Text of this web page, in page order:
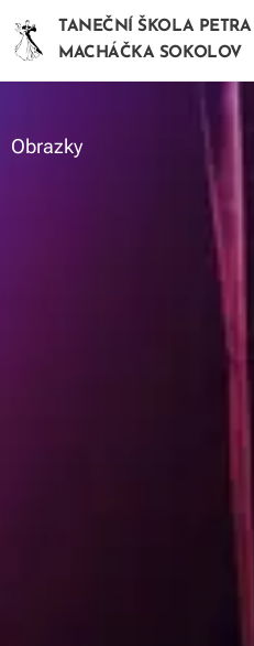
TANEČNÍ ŠKOLA PETRA
MACHÁČKA SOKOLOV
Obrazky